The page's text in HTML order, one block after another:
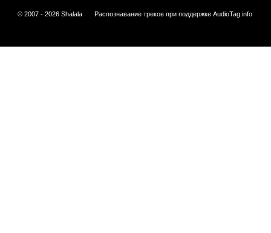
© 2007 - 2026 Shalala Распознавание треков при поддержке AudioTag.info